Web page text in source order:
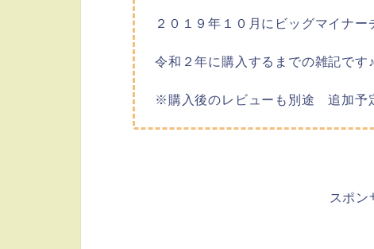
２０１９年１０月にビッグマイナー
令和２年に購入するまでの雑記です♪
※購入後のレビューも別途 追加予
スポン